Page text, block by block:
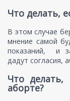
Что делать,
В этом случае
мнение самой
показаний, и
дадут согласия,
Что делать,
аборте?